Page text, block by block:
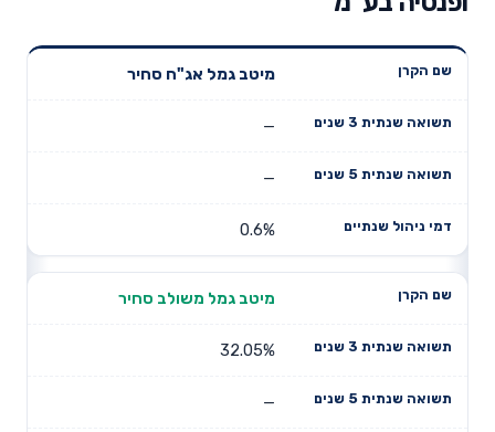
שנים
תשואה
מיטב גמל אג"ח סחיר
—
—
0.6%
מיטב גמל משולב סחיר
32.05%
—